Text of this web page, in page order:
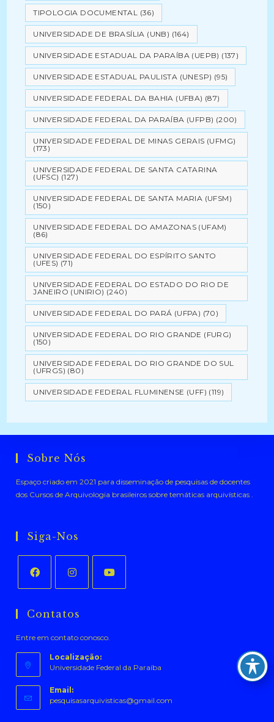
TIPOLOGIA DOCUMENTAL (36)
UNIVERSIDADE DE BRASÍLIA (UNB) (164)
UNIVERSIDADE ESTADUAL DA PARAÍBA (UEPB) (137)
UNIVERSIDADE ESTADUAL PAULISTA (UNESP) (95)
UNIVERSIDADE FEDERAL DA BAHIA (UFBA) (87)
UNIVERSIDADE FEDERAL DA PARAÍBA (UFPB) (200)
UNIVERSIDADE FEDERAL DE MINAS GERAIS (UFMG)
(173)
UNIVERSIDADE FEDERAL DE SANTA CATARINA
(UFSC) (127)
UNIVERSIDADE FEDERAL DE SANTA MARIA (UFSM)
(150)
UNIVERSIDADE FEDERAL DO AMAZONAS (UFAM)
(86)
UNIVERSIDADE FEDERAL DO ESPÍRITO SANTO
(UFES) (71)
UNIVERSIDADE FEDERAL DO ESTADO DO RIO DE
JANEIRO (UNIRIO) (240)
UNIVERSIDADE FEDERAL DO PARÁ (UFPA) (70)
UNIVERSIDADE FEDERAL DO RIO GRANDE (FURG)
(150)
UNIVERSIDADE FEDERAL DO RIO GRANDE DO SUL
(UFRGS) (80)
UNIVERSIDADE FEDERAL FLUMINENSE (UFF) (119)
Sobre Nós
Espaço criado em 2021 para disseminação de pesquisas de docentes
dos Cursos de Arquivologia brasileiros sobre temáticas arquivísticas .
Siga-Nos
em
nova
aba
em
nova
aba
nova
aba
Contatos
Entre em contato conosco.
Localização:
Universidade Federal da Paraíba
Email:
pesquisasarquivisticas@gmail.com